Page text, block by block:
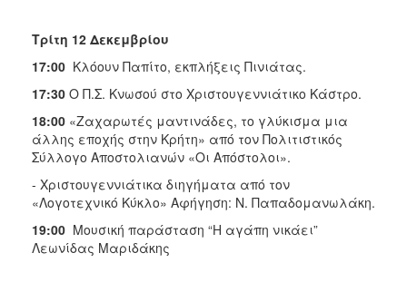
Τρίτη 12 Δεκεμβρίου
17:00 Κλόουν Παπίτο, εκπλήξεις Πινιάτας.
17:30 Ο Π.Σ. Κνωσού στο Χριστουγεννιάτικο Κάστρο.
18:00 «Ζαχαρωτές μαντινάδες, το γλύκισμα μια
άλλης εποχής στην Κρήτη» από τον Πολιτιστικός
Σύλλογο Αποστολιανών «Οι Απόστολοι».
- Χριστουγεννιάτικα διηγήματα από τον
«Λογοτεχνικό Κύκλο» Αφήγηση: Ν. Παπαδομανωλάκη.
19:00 Μουσική παράσταση “Η αγάπη νικάει”
Λεωνίδας Μαριδάκης